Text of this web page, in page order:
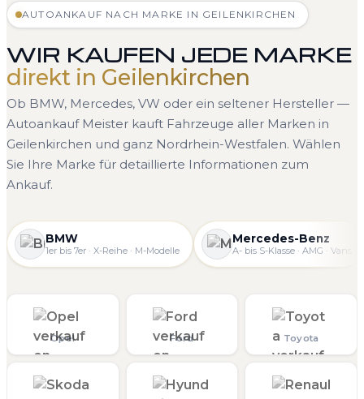
AUTOANKAUF NACH MARKE IN GEILENKIRCHEN
WIR KAUFEN JEDE MARKE
direkt in Geilenkirchen
Ob BMW, Mercedes, VW oder ein seltener Hersteller —
Autoankauf Meister kauft Fahrzeuge aller Marken in
Geilenkirchen und ganz Nordrhein-Westfalen. Wählen
Sie Ihre Marke für detaillierte Informationen zum
Ankauf.
BMW
1er bis 7er · X-Reihe · M-Modelle
Mercedes-Benz
A- bis S-Klasse · AMG · Vans
Opel Ford Toyota